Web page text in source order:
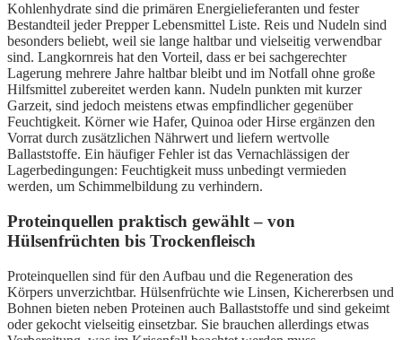
Kohlenhydrate sind die primären Energielieferanten und fester
Bestandteil jeder Prepper Lebensmittel Liste. Reis und Nudeln sind
besonders beliebt, weil sie lange haltbar und vielseitig verwendbar
sind. Langkornreis hat den Vorteil, dass er bei sachgerechter
Lagerung mehrere Jahre haltbar bleibt und im Notfall ohne große
Hilfsmittel zubereitet werden kann. Nudeln punkten mit kurzer
Garzeit, sind jedoch meistens etwas empfindlicher gegenüber
Feuchtigkeit. Körner wie Hafer, Quinoa oder Hirse ergänzen den
Vorrat durch zusätzlichen Nährwert und liefern wertvolle
Ballaststoffe. Ein häufiger Fehler ist das Vernachlässigen der
Lagerbedingungen: Feuchtigkeit muss unbedingt vermieden
werden, um Schimmelbildung zu verhindern.
Proteinquellen praktisch gewählt – von
Hülsenfrüchten bis Trockenfleisch
Proteinquellen sind für den Aufbau und die Regeneration des
Körpers unverzichtbar. Hülsenfrüchte wie Linsen, Kichererbsen und
Bohnen bieten neben Proteinen auch Ballaststoffe und sind gekeimt
oder gekocht vielseitig einsetzbar. Sie brauchen allerdings etwas